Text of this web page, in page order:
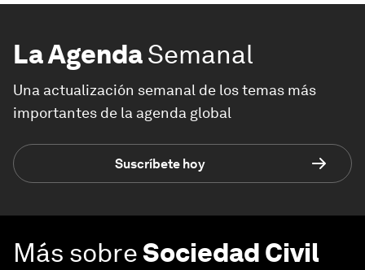
La AgendaSemanal
Una actualización semanal de los temas más
importantes de la agenda global
Suscríbete hoy
Más sobreSociedad Civil